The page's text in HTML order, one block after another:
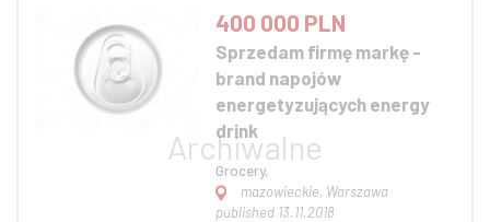
Firma istnieje na rynku od 20 lat, a jej
wyroby cieszą się długoletnią
tradycją. Wraz z firmą do sprzedania
jest cała baza klientów, wszys...
400 000 PLN
Sprzedam firmę markę -
brand napojów
energetyzujących energy
drink
Grocery,
mazowieckie, Warszawa
published 13.11.2018